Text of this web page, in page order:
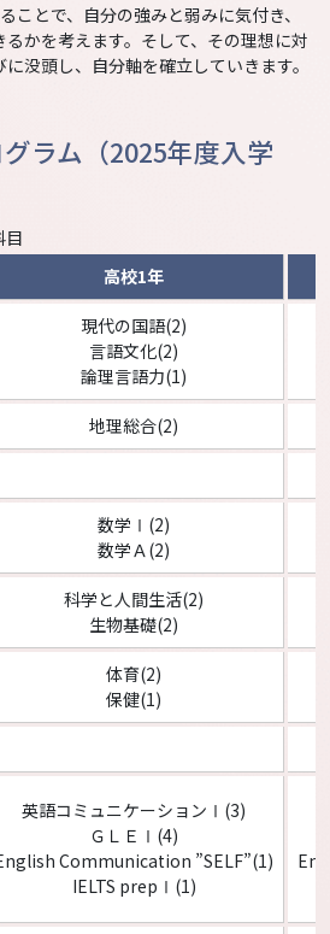
ことで、自分の強みと弱みに気付き、
かを考えます。そして、その理想に対
没頭し、自分軸を確立していきます。
ラム（2025年度入学
目
高校1年
現代の国語(2)
言語文化(2)
論理言語力(1)
地理総合(2)
数学Ⅰ(2)
数学Ａ(2)
科学と人間生活(2)
生物基礎(2)
体育(2)
保健(1)
英語コミュニケーションⅠ(3)
ＧＬＥⅠ(4)
Communication ”SELF”(1)
IELTS prepⅠ(1)